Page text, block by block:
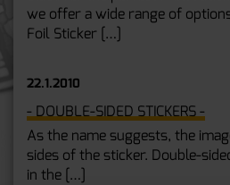
we offer a wide range of
Foil Sticker […]
22.1.2010
- DOUBLE-SIDED STICKERS -
As the name suggests, the
sides of the sticker. Double-
in the […]